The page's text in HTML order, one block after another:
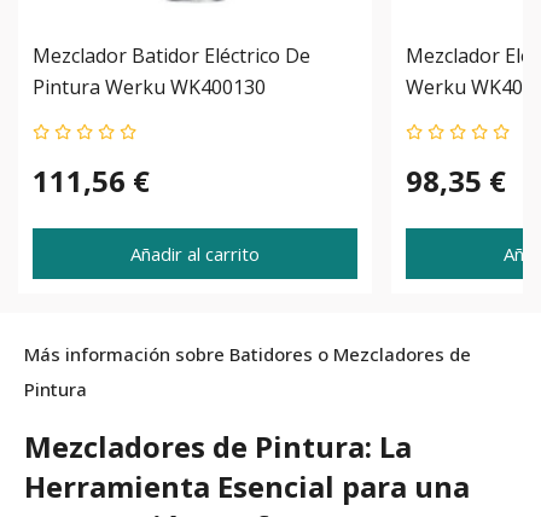
Mezclador Batidor Eléctrico De
Pintura Werku WK400130
111,56 €
Añadir al carrito
Mezclador
Werku
98,35 €
Más información sobre Batidores o Mezcladores de
Pintura
Mezcladores de Pintura: La
Herramienta Esencial para una